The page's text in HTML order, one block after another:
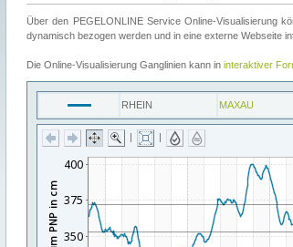
Über den PEGELONLINE Service Online-Visualisierung
dynamisch bezogen werden und in eine externe Webseite
Die Online-Visualisierung Ganglinien kann in interaktiver